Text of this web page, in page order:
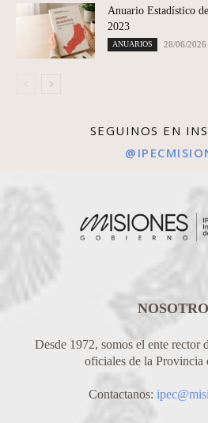
Anuario Estadístico
2023
ANUARIOS 28/06/2026
SEGUINOS EN
Desde 1972, somos el ente rector
oficiales de la Provincia
Contactanos: